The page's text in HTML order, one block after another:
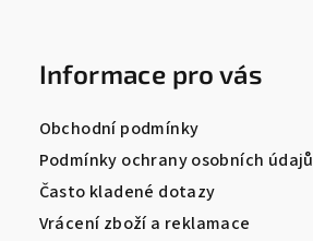
Informace pro vás
Obchodní podmínky
Podmínky ochrany osobních údajů
Často kladené dotazy
Vrácení zboží a reklamace